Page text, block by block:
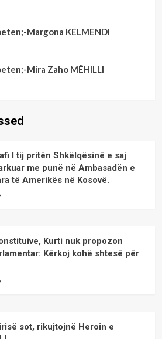
Margona KELMENDI
Mira Zaho MËHILLI
I tij pritën Shkëlqësinë e saj
me punë në Ambasadën e
të Amerikës në Kosovë.
Kurti nuk propozon
Kërkoj kohë shtesë për
sot, rikujtojnë Heroin e